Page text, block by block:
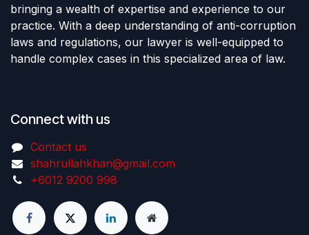
bringing a wealth of expertise and experience to our
practice. With a deep understanding of anti-corruption
laws and regulations, our lawyer is well-equipped to
handle complex cases in this specialized area of law.
Connect with us
Contact us
shahrullahkhan@gmail.com
+6012 9200 998